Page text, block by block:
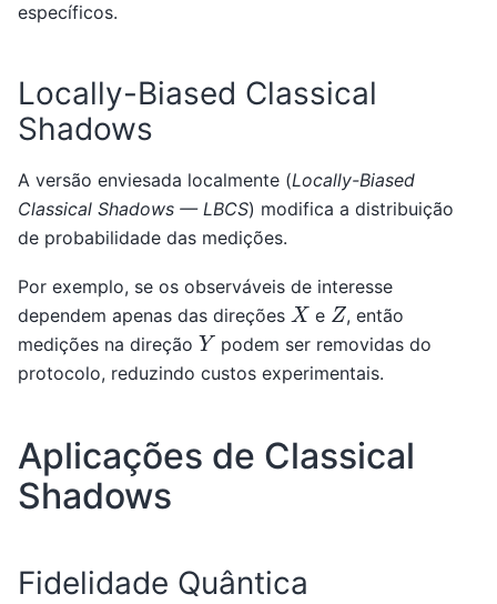
específicos.
Locally-Biased Classical
Shadows
A versão enviesada localmente (Locally-Biased
Classical Shadows — LBCS) modifica a distribuição
de probabilidade das medições.
Por exemplo, se os observáveis de interesse
dependem apenas das direções X e Z, então
medições na direção Y podem ser removidas do
protocolo, reduzindo custos experimentais.
Aplicações de Classical
Shadows
Fidelidade Quântica